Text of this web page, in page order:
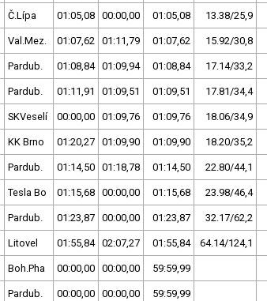
Č.Lípa 01:05,08 00:00,00 01:05,08 13.38/25,9
Val.Mez. 01:07,62 01:11,79 01:07,62 15.92/30,8
Pardub. 01:08,84 01:09,94 01:08,84 17.14/33,2
Pardub. 01:11,91 01:09,51 01:09,51 17.81/34,4
SKVeselí 00:00,00 01:09,76 01:09,76 18.06/34,9
KK Brno 01:20,27 01:09,90 01:09,90 18.20/35,2
Pardub. 01:14,50 01:18,78 01:14,50 22.80/44,1
Tesla Bo 01:15,68 00:00,00 01:15,68 23.98/46,4
Pardub. 01:23,87 00:00,00 01:23,87 32.17/62,2
Litovel 01:55,84 02:07,27 01:55,84 64.14/124,1
Boh.Pha 00:00,00 00:00,00 59:59,99
Pardub. 00:00,00 00:00,00 59:59,99